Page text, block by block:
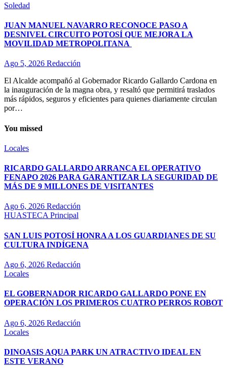
Soledad
JUAN MANUEL NAVARRO RECONOCE PASO A
DESNIVEL CIRCUITO POTOSÍ QUE MEJORA LA
MOVILIDAD METROPOLITANA
Ago 5, 2026 Redacción
El Alcalde acompañó al Gobernador Ricardo Gallardo Cardona en
la inauguración de la magna obra, y resaltó que permitirá traslados
más rápidos, seguros y eficientes para quienes diariamente circulan
por…
You missed
Locales
RICARDO GALLARDO ARRANCA EL OPERATIVO
FENAPO 2026 PARA GARANTIZAR LA SEGURIDAD DE
MÁS DE 9 MILLONES DE VISITANTES
Ago 6, 2026 Redacción
HUASTECAPrincipal
SAN LUIS POTOSÍ HONRA A LOS GUARDIANES DE SU
CULTURA INDÍGENA
Ago 6, 2026 Redacción
Locales
EL GOBERNADOR RICARDO GALLARDO PONE EN
OPERACIÓN LOS PRIMEROS CUATRO PERROS ROBOT
Ago 6, 2026 Redacción
Locales
DINOASIS AQUA PARK UN ATRACTIVO IDEAL EN
ESTE VERANO